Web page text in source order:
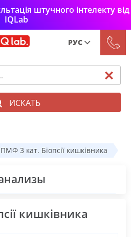
штучного інтелекту від
IQLab
РУС
Укр
ИСКАТЬ
ПМФ 3 кат. Біопсії кишківника
кишківника